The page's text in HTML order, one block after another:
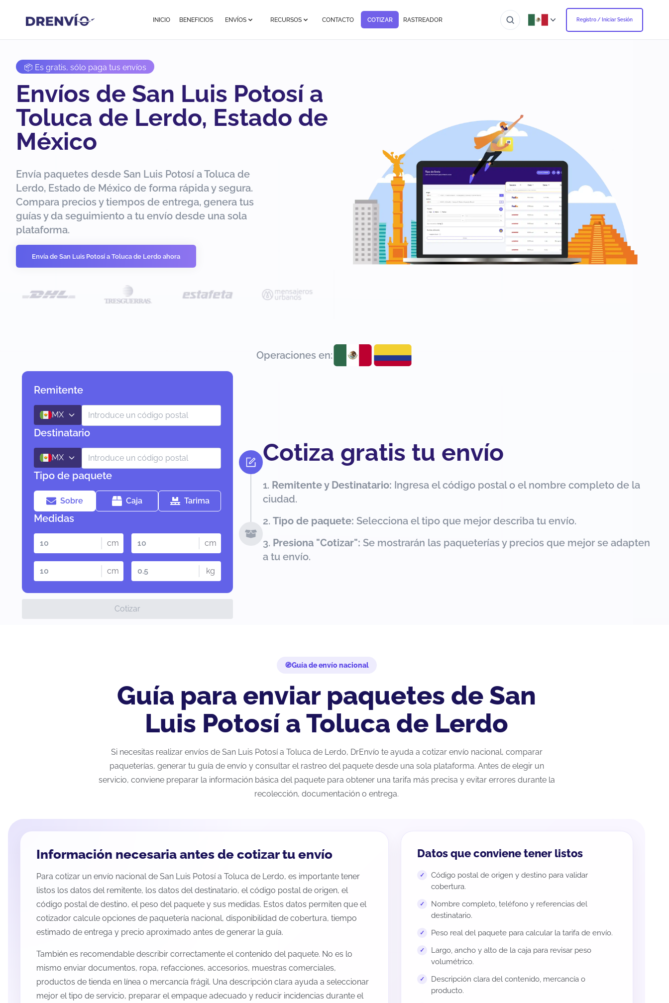
INICIO BENEFICIOS ENVÍOS RECURSOS CONTACTO COTIZAR RASTREADOR Registro / Iniciar Sesión
📦 Es gratis, sólo paga tus envíos
Envíos de San Luis Potosí a
Toluca de Lerdo, Estado de
México
Envía paquetes desde San Luis Potosí a Toluca de
Lerdo, Estado de México de forma rápida y segura.
Compara precios y tiempos de entrega, genera tus
guías y da seguimiento a tu envío desde una sola
plataforma.
Envía de San Luis Potosí a Toluca de Lerdo ahora
Operaciones en:
Remitente
MX
Destinatario
MX
Tipo de paquete
Sobre Caja Tarima
Medidas
cm cm
cm kg
Cotizar
Cotiza gratis tu envío
Remitente y Destinatario: Ingresa el código postal o el nombre completo de la
ciudad.
Tipo de paquete: Selecciona el tipo que mejor describa tu envío.
Presiona "Cotizar": Se mostrarán las paqueterías y precios que mejor se adapten
a tu envío.
Guía de envío nacional
Guía para enviar paquetes de San
Luis Potosí a Toluca de Lerdo
Si necesitas realizar envíos de San Luis Potosí a Toluca de Lerdo, DrEnvío te ayuda a cotizar envío nacional, comparar
paqueterías, generar tu guía de envío y consultar el rastreo del paquete desde una sola plataforma. Antes de elegir un
servicio, conviene preparar la información básica del paquete para obtener una tarifa más precisa y evitar errores durante la
recolección, documentación o entrega.
Información necesaria antes de cotizar tu envío
Para cotizar un envío nacional de San Luis Potosí a Toluca de Lerdo, es importante tener
listos los datos del remitente, los datos del destinatario, el código postal de origen, el
código postal de destino, el peso del paquete y sus medidas. Estos datos permiten que el
cotizador calcule opciones de paquetería nacional, disponibilidad de cobertura, tiempo
estimado de entrega y precio aproximado antes de generar la guía.
También es recomendable describir correctamente el contenido del paquete. No es lo
mismo enviar documentos, ropa, refacciones, accesorios, muestras comerciales,
productos de tienda en línea o mercancía frágil. Una descripción clara ayuda a seleccionar
mejor el tipo de servicio, preparar el empaque adecuado y reducir incidencias durante el
Datos que conviene tener listos
Código postal de origen y destino para validar
cobertura.
Nombre completo, teléfono y referencias del
destinatario.
Peso real del paquete para calcular la tarifa de envío.
Largo, ancho y alto de la caja para revisar peso
volumétrico.
Descripción clara del contenido, mercancía o
producto.